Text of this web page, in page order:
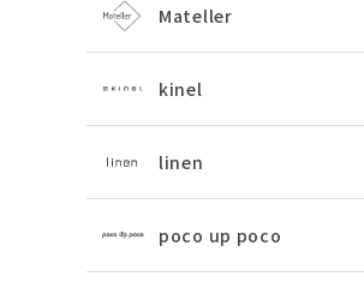
Mateller
kinel
linen
poco up poco